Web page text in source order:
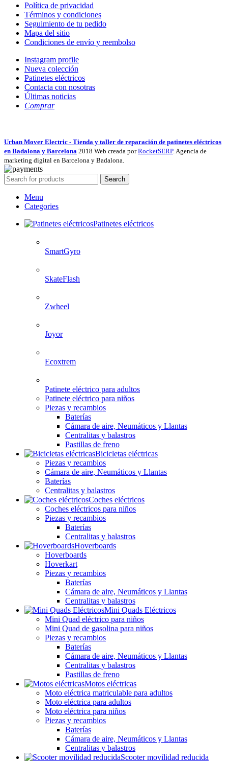
Política de privacidad
Términos y condiciones
Seguimiento de tu pedido
Mapa del sitio
Condiciones de envío y reembolso
Instagram profile
Nueva colección
Patinetes eléctricos
Contacta con nosotras
Últimas noticias
Comprar
Urban Mover Electric - Tienda y taller de reparación de patinetes eléctricos
en Badalona y Barcelona 2018 Web creada porRocketSERP. Agencia de
marketing digital en Barcelona y Badalona.
Search
Menu
Categories
Patinetes eléctricos
SmartGyro
SkateFlash
Zwheel
Joyor
Ecoxtrem
Patinete eléctrico para adultos
Patinete eléctrico para niños
Piezas y recambios
Baterías
Cámara de aire, Neumáticos y Llantas
Centralitas y balastros
Pastillas de freno
Bicicletas eléctricas
Piezas y recambios
Cámara de aire, Neumáticos y Llantas
Baterías
Centralitas y balastros
Coches eléctricos
Coches eléctricos para niños
Piezas y recambios
Baterías
Centralitas y balastros
Hoverboards
Hoverboards
Hoverkart
Piezas y recambios
Baterías
Cámara de aire, Neumáticos y Llantas
Centralitas y balastros
Mini Quads Eléctricos
Mini Quad eléctrico para niños
Mini Quad de gasolina para niños
Piezas y recambios
Baterías
Cámara de aire, Neumáticos y Llantas
Centralitas y balastros
Pastillas de freno
Motos eléctricas
Moto eléctrica matriculable para adultos
Moto eléctrica para adultos
Moto eléctrica para niños
Piezas y recambios
Baterías
Cámara de aire, Neumáticos y Llantas
Centralitas y balastros
Scooter movilidad reducida